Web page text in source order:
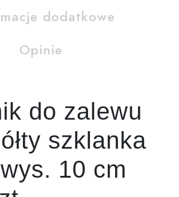
dodatkowe
Opinie
do zalewu
szklanka
10 cm